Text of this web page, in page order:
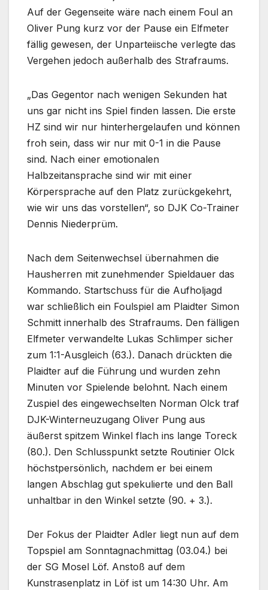
Auf der Gegenseite wäre nach einem Foul an
Oliver Pung kurz vor der Pause ein Elfmeter
fällig gewesen, der Unparteiische verlegte das
Vergehen jedoch außerhalb des Strafraums.
„Das Gegentor nach wenigen Sekunden hat
uns gar nicht ins Spiel finden lassen. Die erste
HZ sind wir nur hinterhergelaufen und können
froh sein, dass wir nur mit 0-1 in die Pause
sind. Nach einer emotionalen
Halbzeitansprache sind wir mit einer
Körpersprache auf den Platz zurückgekehrt,
wie wir uns das vorstellen“, so DJK Co-Trainer
Dennis Niederprüm.
Nach dem Seitenwechsel übernahmen die
Hausherren mit zunehmender Spieldauer das
Kommando. Startschuss für die Aufholjagd
war schließlich ein Foulspiel am Plaidter Simon
Schmitt innerhalb des Strafraums. Den fälligen
Elfmeter verwandelte Lukas Schlimper sicher
zum 1:1-Ausgleich (63.). Danach drückten die
Plaidter auf die Führung und wurden zehn
Minuten vor Spielende belohnt. Nach einem
Zuspiel des eingewechselten Norman Olck traf
DJK-Winterneuzugang Oliver Pung aus
äußerst spitzem Winkel flach ins lange Toreck
(80.). Den Schlusspunkt setzte Routinier Olck
höchstpersönlich, nachdem er bei einem
langen Abschlag gut spekulierte und den Ball
unhaltbar in den Winkel setzte (90. + 3.).
Der Fokus der Plaidter Adler liegt nun auf dem
Topspiel am Sonntagnachmittag (03.04.) bei
der SG Mosel Löf. Anstoß auf dem
Kunstrasenplatz in Löf ist um 14:30 Uhr. Am